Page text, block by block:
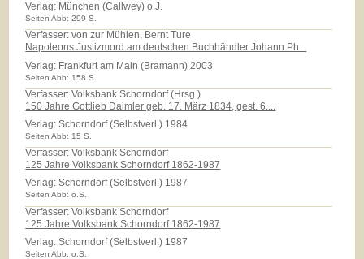
Verlag: München (Callwey) o.J.
Seiten Abb: 299 S.
Verfasser: von zur Mühlen, Bernt Ture
Napoleons Justizmord am deutschen Buchhändler Johann Ph...
Verlag: Frankfurt am Main (Bramann) 2003
Seiten Abb: 158 S.
Verfasser: Volksbank Schorndorf (Hrsg.)
150 Jahre Gottlieb Daimler geb. 17. März 1834, gest. 6....
Verlag:Schorndorf (Selbstverl.) 1984
Seiten Abb: 15 S.
Verfasser: Volksbank Schorndorf
125 Jahre Volksbank Schorndorf 1862-1987
Verlag:Schorndorf (Selbstverl.) 1987
Seiten Abb: o.S.
Verfasser: Volksbank Schorndorf
125 Jahre Volksbank Schorndorf 1862-1987
Verlag:Schorndorf (Selbstverl.) 1987
Seiten Abb: o.S.